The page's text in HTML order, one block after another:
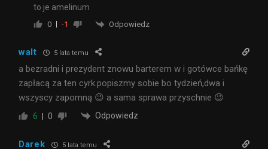
to je amelinum
0 -1 Odpowiedz
walt 5 lata temu
a bezradni i prezydent znowu barterem w i gotówce bańkę
zapłacą za ten cyrk.popiszmy sobie bo tydzień,dwa i
wszyscy zapomną 😉 a sama sprawa przyschnie 😉
6 0 Odpowiedz
Darek 5 lata temu